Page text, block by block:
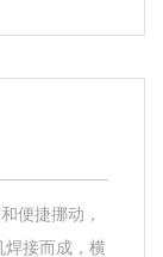
便捷挪动，
焊接而成，横